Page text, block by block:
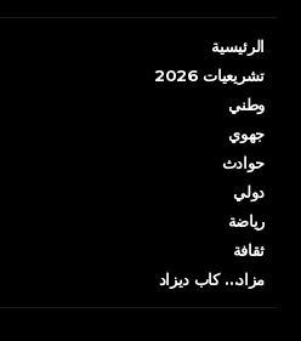
الرئيسية
تشريعيات 2026
وطني
جهوي
حوادث
دولي
رياضة
ثقافة
مزاد… كاب ديزاد